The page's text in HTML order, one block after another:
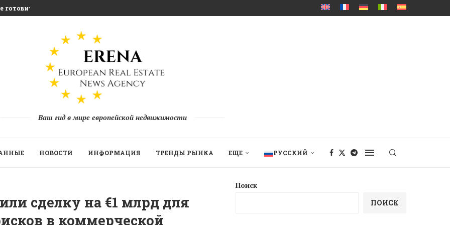
к инвестиционному восстановлению...
Ваш гид в мире европейской недвижимости
НОВОСТИ ИНФОРМАЦИЯ ТРЕНДЫ РЫНКА ЕЩЕ РУССКИЙ
сделку на €1 млрд для
в коммерческой
Поиск
ПОИСК